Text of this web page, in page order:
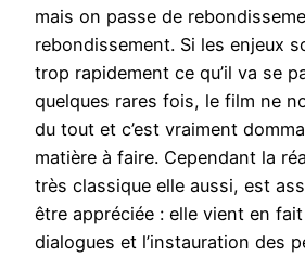
mais on passe de
rebondissement. Si les enjeux
trop rapidement ce qu’il va se
quelques rares fois, le film ne
du tout et c’est vraiment
matière à faire. Cependant la
très classique elle aussi, est
être appréciée : elle vient en
dialogues et l’instauration des